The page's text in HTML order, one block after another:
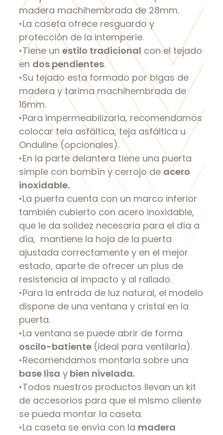
madera machihembrada de 28mm.
•La caseta ofrece resguardo y
protección de la intemperie.
•Tiene un estilo tradicional con el tejado
en dos pendientes.
•Su tejado esta formado por bigas de
madera y tarima machihembrada de
16mm.
•Para impermeabilizarla, recomendamos
colocar tela asfáltica, teja asfáltica u
Onduline (opcionales).
•En la parte delantera tiene una puerta
simple con bombín y cerrojo de acero
inoxidable.
•La puerta cuenta con un marco inferior
también cubierto con acero inoxidable,
que le da solidez necesaria para el día a
día, mantiene la hoja de la puerta
ajustada correctamente y en el mejor
estado, aparte de ofrecer un plus de
resistencia al impacto y al rallado.
•Para la entrada de luz natural, el modelo
dispone de una ventana y cristal en la
puerta.
•La ventana se puede abrir de forma
oscilo-batiente (ideal para ventilarla).
•Recomendamos montarla sobre una
base lisa y bien nivelada.
•Todos nuestros productos llevan un kit
de accesorios para que el mismo cliente
se pueda montar la caseta.
•La caseta se envía con la madera